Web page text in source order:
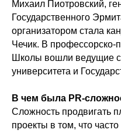
Михаил Пиотровский,
Государственного
организатором стала
Чечик. В профессорско-
Школы вошли ведущие
университета и
В чем была PR-
Сложность продвигать
проекты в том, что